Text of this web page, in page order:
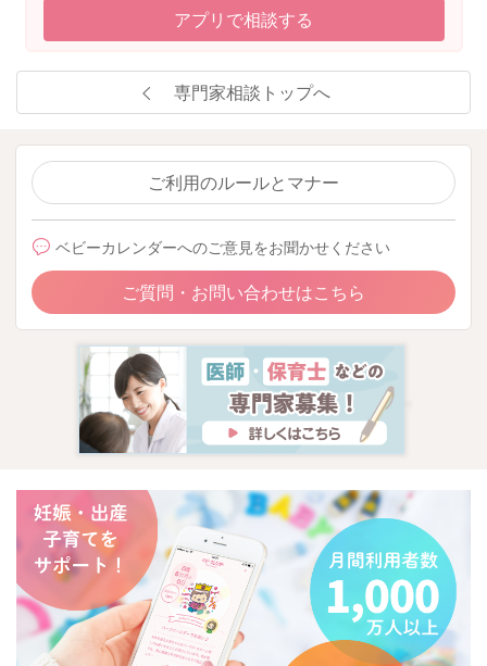
アプリで相談する
専門家相談トップへ
ご利用のルールとマナー
ベビーカレンダーへのご意見をお聞かせください
ご質問・お問い合わせはこちら